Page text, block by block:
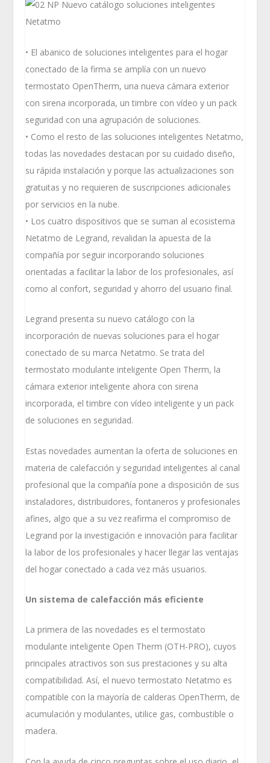
• El abanico de soluciones inteligentes para el hogar
conectado de la firma se amplía con un nuevo
termostato OpenTherm, una nueva cámara exterior
con sirena incorporada, un timbre con vídeo y un pack
seguridad con una agrupación de soluciones.
• Como el resto de las soluciones inteligentes Netatmo,
todas las novedades destacan por su cuidado diseño,
su rápida instalación y porque las actualizaciones son
gratuitas y no requieren de suscripciones adicionales
por servicios en la nube.
• Los cuatro dispositivos que se suman al ecosistema
Netatmo de Legrand, revalidan la apuesta de la
compañía por seguir incorporando soluciones
orientadas a facilitar la labor de los profesionales, así
como al confort, seguridad y ahorro del usuario final.
Legrand presenta su nuevo catálogo con la
incorporación de nuevas soluciones para el hogar
conectado de su marca Netatmo. Se trata del
termostato modulante inteligente Open Therm, la
cámara exterior inteligente ahora con sirena
incorporada, el timbre con vídeo inteligente y un pack
de soluciones en seguridad.
Estas novedades aumentan la oferta de soluciones en
materia de calefacción y seguridad inteligentes al canal
profesional que la compañía pone a disposición de sus
instaladores, distribuidores, fontaneros y profesionales
afines, algo que a su vez reafirma el compromiso de
Legrand por la investigación e innovación para facilitar
la labor de los profesionales y hacer llegar las ventajas
del hogar conectado a cada vez más usuarios.
Un sistema de calefacción más eficiente
La primera de las novedades es el termostato
modulante inteligente Open Therm (OTH-PRO), cuyos
principales atractivos son sus prestaciones y su alta
compatibilidad. Así, el nuevo termostato Netatmo es
compatible con la mayoría de calderas OpenTherm, de
acumulación y modulantes, utilice gas, combustible o
madera.